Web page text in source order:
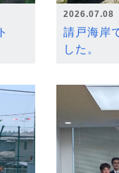
ト
2026.07.08
請戸海岸
した。